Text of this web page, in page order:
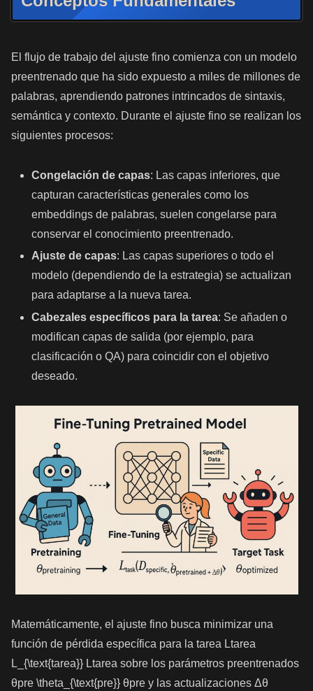
El flujo de trabajo del ajuste fino comienza con un modelo
preentrenado que ha sido expuesto a miles de millones de
palabras, aprendiendo patrones intrincados de sintaxis,
semántica y contexto. Durante el ajuste fino se realizan los
siguientes procesos:
Congelación de capas: Las capas inferiores, que
capturan características generales como los
embeddings de palabras, suelen congelarse para
conservar el conocimiento preentrenado.
Ajuste de capas: Las capas superiores o todo el
modelo (dependiendo de la estrategia) se actualizan
para adaptarse a la nueva tarea.
Cabezales específicos para la tarea: Se añaden o
modifican capas de salida (por ejemplo, para
clasificación o QA) para coincidir con el objetivo
deseado.
Matemáticamente, el ajuste fino busca minimizar una
función de pérdida específica para la tarea Ltarea
L_{\text{tarea}} Ltarea​ sobre los parámetros preentrenados
θpre \theta_{\text{pre}} θpre​ y las actualizaciones Δθ